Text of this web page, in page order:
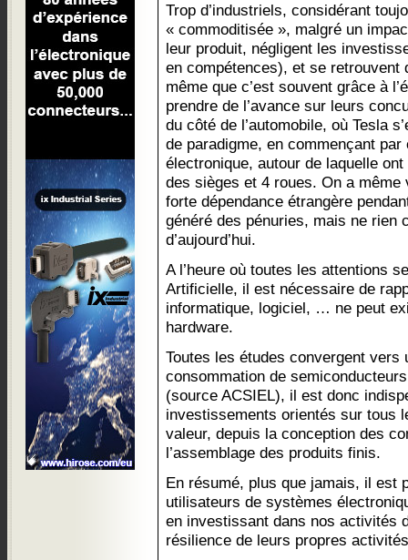
Trop d’industriels, considérant
« commoditisée », malgré un
leur produit, négligent les
en compétences), et se retrouvent
même que c’est souvent grâce à
prendre de l’avance sur leurs
du côté de l’automobile, où Tesla
de paradigme, en commençant
électronique, autour de laquelle
des sièges et 4 roues. On a même
forte dépendance étrangère
généré des pénuries, mais ne rien
d’aujourd’hui.
A l’heure où toutes les attentions
Artificielle, il est nécessaire de
informatique, logiciel, … ne peut
hardware.
Toutes les études convergent vers
consommation de
(source ACSIEL), il est donc
investissements orientés sur tous
valeur, depuis la conception des
l’assemblage des produits finis.
En résumé, plus que jamais, il est
utilisateurs de systèmes
en investissant dans nos activités
résilience de leurs propres